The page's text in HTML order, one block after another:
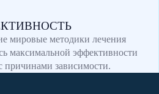
мировые методики лечения
максимальной эффективности
причинами зависимости.